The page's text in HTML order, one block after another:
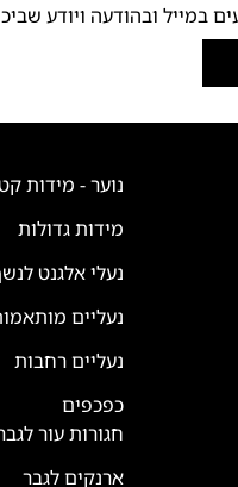
במייל ובהודעה ויודע
נוער - מידות
מידות גדולות
נעלי אלגנט
נעליים
נעליים רחבות
כפכפים
חגורות עור
ארנקים לגבר